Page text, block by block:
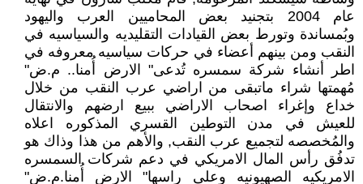
عام 2004 بتجنيد بعض المحاميين العرب واليهود
وبُمساندة وتورط بعض القيادات التقليديه والسياسيه في
النقب ومن بينهم أعضاء في حركات سياسيه معروفه في
اطر أنشاء شركة سمسره تُدعى" الارض أُمنا.. م.ض"
مُهمتها شراء ماتبقى من اراضي عرب النقب من خلال
خداع وإغراء اصحاب الاراضي ببيع ارضهم والانتقال
للعيش في مدن التوطين القسري المذكوره اعلاه
والمُخصصه لتجميع عرب النقب, والأهم من هذا وذاك هو
تدفُق رأس المال الامريكي في دعم شركات السمسره
الامريكيه الصهيونيه وعلى راسها" الارض أُمنا.م.ض"